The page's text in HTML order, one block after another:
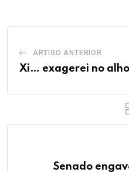
ARTIGO ANTERIOR
Xi… exagerei no
Senado